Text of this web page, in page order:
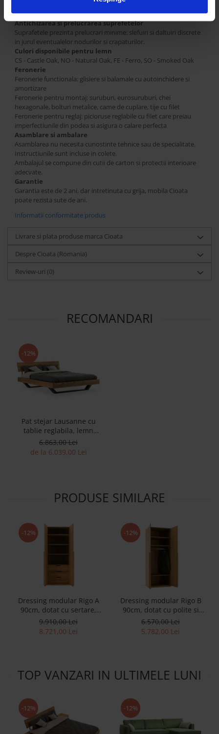
Fiind un produs fabricat din lemn masiv, pot fi observate noduri,
coloratii, deschideri si alte caracteristici naturale ale stejarului.
Antichizarea si prelucrarea suprefetelor
Suprafetele prezinta prelucrari minime: slefuiri si daltuiri discrete
in jurul eventualelor nodurilor si crapaturilor.
Culori disponibile pentru lemn
CS - Castle Oak, NO - Natural Oak, FE - Ferro, SO - Smoked Oak
Feronerie
Feronerie functionala: glisiere si balamale cu autoinchidere si
amortizare
Feronerie pentru montaj: suruburi, eurosuruburi, chei
hexagonale, bolturi metalice, came de cuplare, tije cu filet
Feronerie pentru reglaj: picioruse reglabile cu filet care preiau
imperfectiunile din podea si asigura o calare perfecta
Asamblare si ambalare
Asamblarea nu necesita cunostinte tehnice sau de specialitate.
Instructiunile sunt incluse in colete.
Ambalajul se compune din cutii de carton si protectii interioare
adecvate.
Garantie
Garantia este de 2 ani, dar intretinuta cu grija, mobila Cioata
poate rezista sute de ani.
Informatii conformitate produs
Livrare si plata produse marca Cioata
Despre Cioata (Romania)
Review-uri (0)
RECOMANDARI
-12%
Pat stejar Lausanne cu
tablie reglabila, lemn
masiv, stil contemporan,
personalizabil
6.863,00 Lei
de la 6.039,00 Lei
PRODUSE SIMILARE
-12%
Dressing modular Rigo A
90cm, dotat cu sertare,
polite si bara de haine,
lemn de stejar, feronerie cu
amortizare, multiple finisaje
9.910,00 Lei
8.721,00 Lei
-12%
Dressing modular Rigo B
90cm, dotat cu polite si
bara de haine, lemn de
stejar, feronerie cu
amortizare, multiple finisaje
6.570,00 Lei
5.782,00 Lei
TOP VANZARI IN ULTIMELE LUNI
-12% -12%